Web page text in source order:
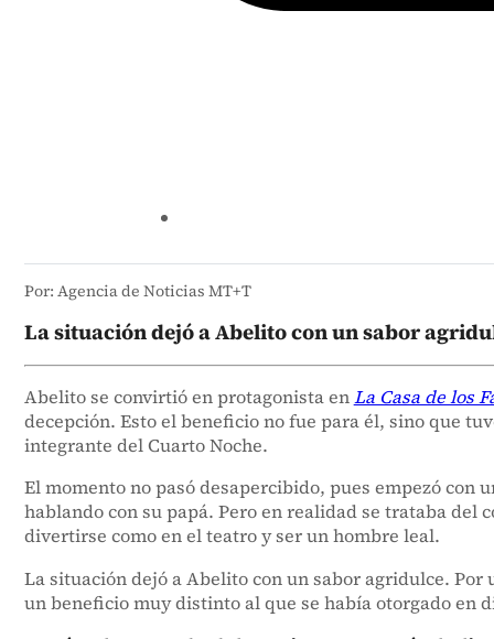
Por: Agencia de Noticias MT+T
La situación dejó a Abelito con un sabor
Abelito se convirtió en protagonista enLa Casa de los
decepción. Esto el beneficio no fue para él, sino que
integrante del Cuarto Noche.
El momento no pasó desapercibido, pues empezó
hablando con su papá. Pero en realidad se trataba del
divertirse como en el teatro y ser un hombre leal.
La situación dejó a Abelito con un sabor agridulce.
un beneficio muy distinto al que se había otorgado en